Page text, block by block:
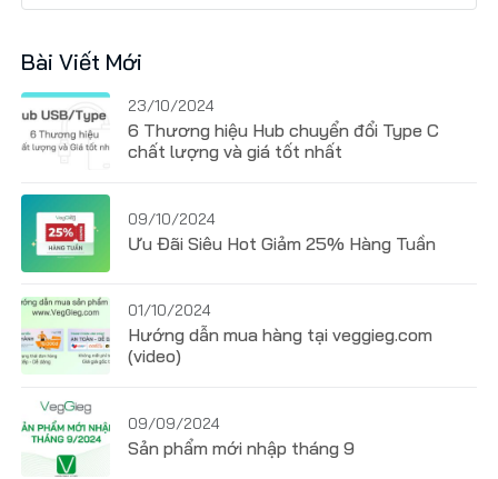
Bài Viết Mới
23/10/2024
6 Thương hiệu Hub chuyển đổi Type C
chất lượng và giá tốt nhất
09/10/2024
Ưu Đãi Siêu Hot Giảm 25% Hàng Tuần
01/10/2024
Hướng dẫn mua hàng tại veggieg.com
(video)
09/09/2024
Sản phẩm mới nhập tháng 9